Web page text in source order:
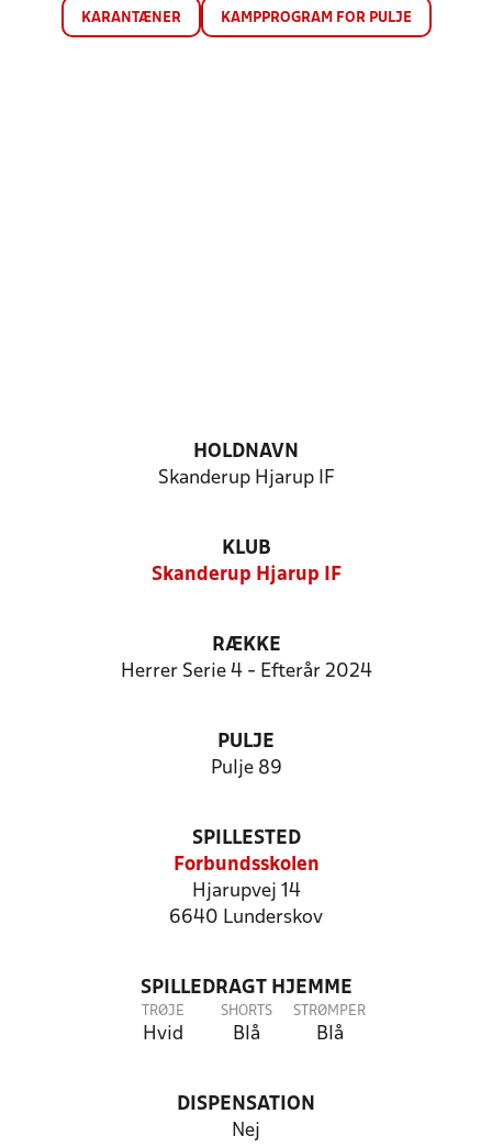
KARANTÆNER KAMPPROGRAM FOR PULJE
HOLDNAVN
Skanderup Hjarup IF
KLUB
Skanderup Hjarup IF
RÆKKE
Herrer Serie 4 - Efterår 2024
PULJE
Pulje 89
SPILLESTED
Forbundsskolen
Hjarupvej 14
6640 Lunderskov
SPILLEDRAGT HJEMME
TRØJE
Hvid
SHORTS
Blå
STRØMPER
Blå
DISPENSATION
Nej